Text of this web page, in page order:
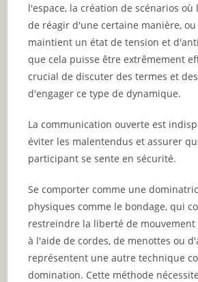
l'espace, la création de scénarios où
de réagir d'une certaine manière,
maintient un état de tension et
que cela puisse être extrêmement
crucial de discuter des termes et
d'engager ce type de dynamique.
La communication ouverte est
éviter les malentendus et assurer
participant se sente en sécurité.
Se comporter comme une
physiques comme le bondage, qui
restreindre la liberté de
à l'aide de cordes, de menottes ou
représentent une autre technique
domination. Cette méthode